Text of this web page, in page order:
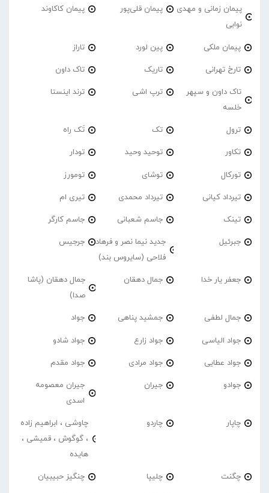
پیمان زمانی و مهدی
نوابی
پیمان قلی‌پور پیمان کاکاوند
پیمان ملکی پین لورد تاراز
تارخ تهرانی تاریک تاک داون
تاک داون و سپهر
خلسه
ترپ اشی ترند اینستا
ترول تک تَک راه
تکاور توحید وحید تودار
تورکال توشای تومورز
تیرداد کیانی تیرداد محمدی تیری ام
تینک جاسم شعبانی جاسم کارگر
جبرئیل
جدید نیما نصر و فرهاد
فلاحی (سایروس بند)
جرجیس
جعفر یار خدا جمال دهقان
جمال دهقان (پاشا
صدا)
جمال لطفی جمشید پناهی جواد
جواد الیاسی جواد زارع جواد شادو
جواد عطایی جواد مرادی جواد مقدم
جوادو جیران
جیران معصومه
اسدی
چاپار چاردو
چاوشی ، ابراهیم زاده
، گوگوش ، قمیشی ،
هایده
چگنت چلیپا چنگیز حبیبیان